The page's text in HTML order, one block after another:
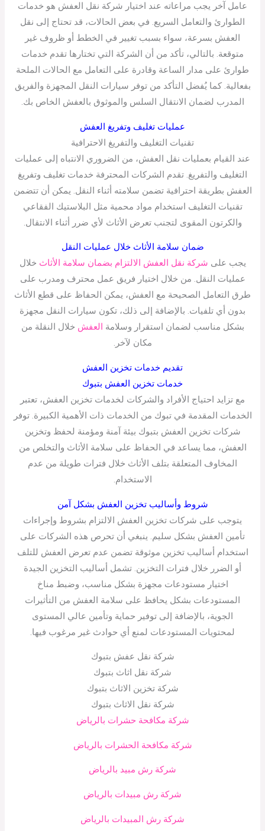
عامل آخر يجب مراعاته عند اختيار شركة نقل العفش هو خدمات
الطوارئ والتعامل السريع. في بعض الحالات، قد تحتاج إلى نقل
العفش بسرعة، سواء بسبب تغيير في الخطط أو ظروف غير
متوقعة. بالتالي، تأكد من أن الشركة التي تختارها تقدم خدمات
طوارئ على مدار الساعة وقادرة على التعامل مع الحالات الملحة
بفعالية. كما يُفضل التأكد من توفر سيارات النقل المجهزة والفريق
المدرب لضمان الانتقال السلس والموثوق بالعفش الخاص بك.
عمليات تغليف وتفريغ العفش
تقنيات التغليف والتفريغ الاحترافية
عند القيام بعمليات نقل العفش، من الضروري الانتباه إلى عمليات
التغليف والتفريغ. تقدم الشركات المحترفة خدمات تغليف وتفريغ
العفش بطريقة احترافية تضمن سلامته أثناء النقل. يمكن أن تتضمن
تقنيات التغليف استخدام مواد محمية مثل البلاستيك الفقاعي
والكرتون المقوى لتجنب تعرض الأثاث لأي ضرر أثناء الانتقال.
ضمان سلامة الأثاث خلال عمليات النقل
يجب على شركة نقل العفش الالتزام بضمان سلامة الأثاث خلال
عمليات النقل. من خلال اختيار فريق عمل محترف ومدرب على
طرق التعامل الصحيحة مع العفش، يمكن الحفاظ على قطع الأثاث
بدون أي تلفيات. بالإضافة إلى ذلك، تكون سيارات النقل مجهزة
بشكل مناسب لضمان استقرار وسلامة العفش خلال النقلة من
مكان لآخر.
تقديم خدمات تخزين العفش
خدمات تخزين العفش بتبوك
مع تزايد احتياج الأفراد والشركات لخدمات تخزين العفش، تعتبر
الخدمات المقدمة في تبوك من الخدمات ذات الأهمية الكبيرة. توفر
شركات تخزين العفش بتبوك بيئة آمنة ومؤمنة لحفظ وتخزين
العفش، مما يساعد في الحفاظ على سلامة الأثاث والتخلص من
المخاوف المتعلقة بتلف الأثاث خلال فترات طويلة من عدم
الاستخدام.
شروط وأساليب تخزين العفش بشكل آمن
يتوجب على شركات تخزين العفش الالتزام بشروط وإجراءات
تأمين العفش بشكل سليم. ينبغي أن تحرص هذه الشركات على
استخدام أساليب تخزين موثوقة تضمن عدم تعرض العفش للتلف
أو الضرر خلال فترات التخزين. تشمل أساليب التخزين الجيدة
اختيار مستودعات مجهزة بشكل مناسب، وضبط مناخ
المستودعات بشكل يحافظ على سلامة العفش من التأثيرات
الجوية، بالإضافة إلى توفير حماية وتأمين عالي المستوى
لمحتويات المستودعات لمنع أي حوادث غير مرغوب فيها.
شركة نقل عفش بتبوك
شركة نقل اثاث بتبوك
شركة تخزين الاثاث بتبوك
شركة نقل الاثاث بتبوك
شركة مكافحة حشرات بالرياض
شركة مكافحة الحشرات بالرياض
شركة رش مبيد بالرياض
شركة رش مبيدات بالرياض
شركة رش المبيدات بالرياض